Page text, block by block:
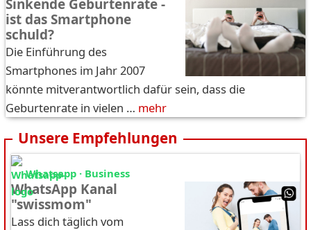
Sinkende Geburtenrate -
ist das Smartphone
schuld?
Die Einführung des
Smartphones im Jahr 2007
könnte mitverantwortlich dafür sein, dass die
Geburtenrate in vielen … mehr
Unsere Empfehlungen
Whatsapp · Business
WhatsApp Kanal
"swissmom"
Lass dich täglich vom